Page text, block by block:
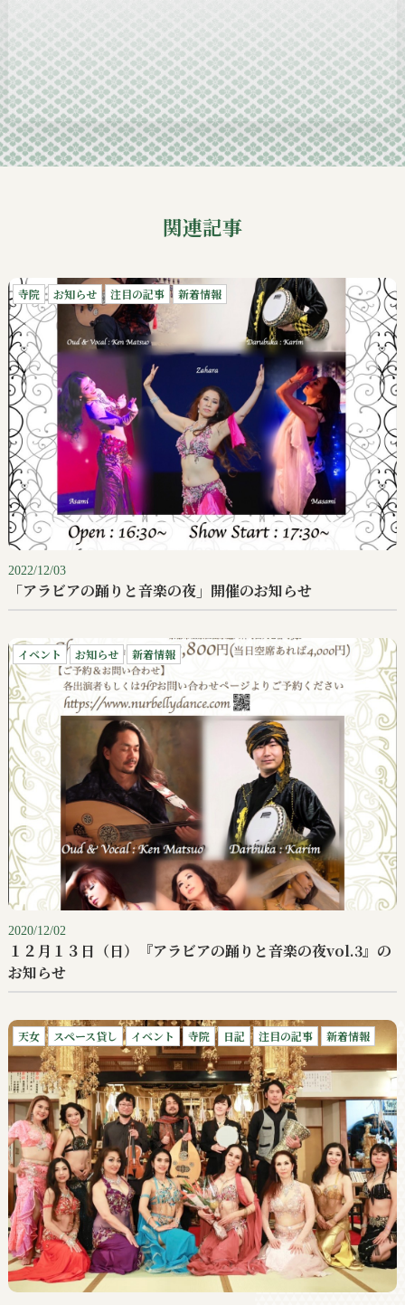
2024-10
2024-09
関連記事
寺院 お知らせ 注目の記事 新着情報
2022/12/03
「アラビアの踊りと音楽の夜」開催のお知らせ
イベント お知らせ 新着情報
2020/12/02
１２月１３日（日）『アラビアの踊りと音楽の夜vol.3』の
お知らせ
天女 スペース貸し イベント 寺院 日記 注目の記事 新着情報